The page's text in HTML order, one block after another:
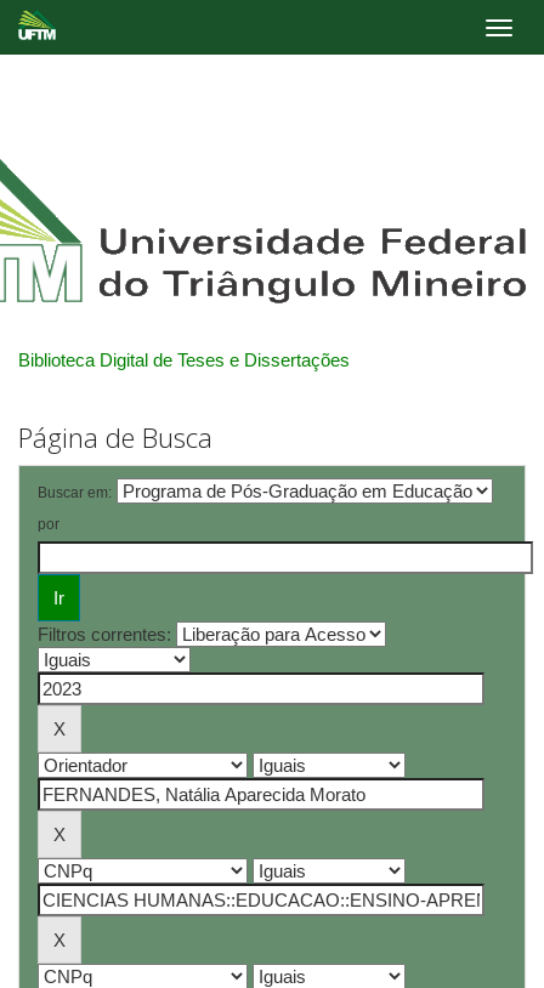
Biblioteca Digital de Teses e Dissertações
Página de Busca
Buscar em:
por
Filtros correntes: